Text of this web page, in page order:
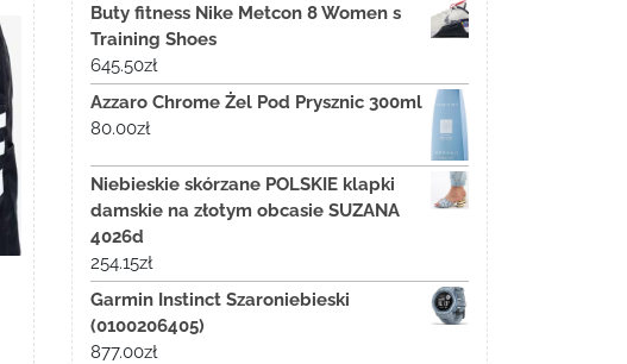
Buty fitness Nike Metcon 8 Women s
Training Shoes
645.50zł
Azzaro Chrome Żel Pod Prysznic 300ml
80.00zł
Niebieskie skórzane POLSKIE klapki
damskie na złotym obcasie SUZANA
4026d
254.15zł
Garmin Instinct Szaroniebieski
(0100206405)
877.00zł